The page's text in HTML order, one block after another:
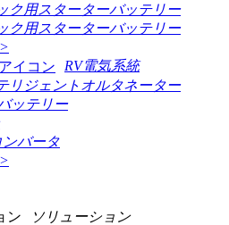
ク用スターターバッテリー
ク用スターターバッテリー
RV電気系統
リジェントオルタネーター
ッテリー
バータ
ソリューション